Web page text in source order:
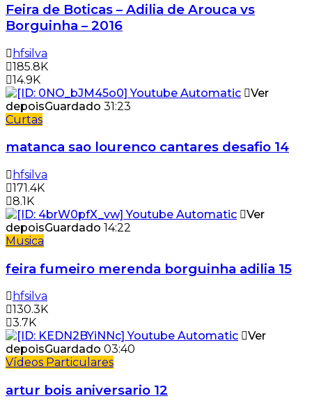
Feira de Boticas – Adilia de Arouca vs
Borguinha – 2016
hfsilva
185.8K
14.9K
Ver
depoisGuardado 31:23
Curtas
matanca sao lourenco cantares desafio 14
hfsilva
171.4K
8.1K
Ver
depoisGuardado 14:22
Musica
feira fumeiro merenda borguinha adilia 15
hfsilva
130.3K
3.7K
Ver
depoisGuardado 03:40
Vídeos Particulares
artur bois aniversario 12